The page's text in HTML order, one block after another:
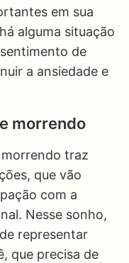
em sua
alguma situação
de
a ansiedade e
morrendo
traz
que vão
com a
Nesse sonho,
representar
que precisa de